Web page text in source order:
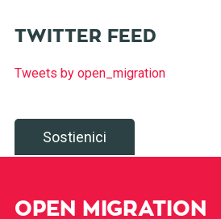
TWITTER FEED
Tweets by open_migration
Sostienici
OPEN MIGRATION